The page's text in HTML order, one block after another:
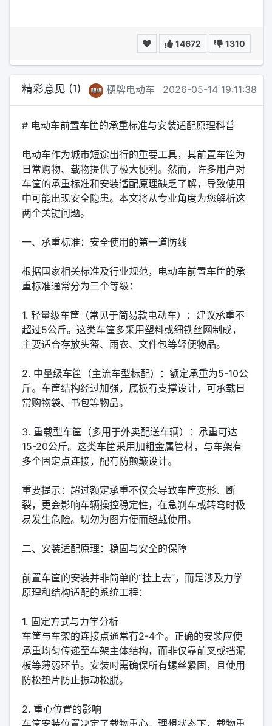
14672 1310
精彩意见 (1) 穗牌电动车 2026-05-14 19:11:38
# 电动车前置车筐的承重标准与安装适配原理科普
电动车作为城市短途出行的重要工具，其前置车筐为
日常购物、载物提供了极大便利。然而，许多用户对
车筐的承重标准和安装适配原理缺乏了解，导致使用
中可能出现安全隐患。本文将从专业角度为您解析这
两个关键问题。
一、承重标准：安全使用的第一道防线
根据国家相关标准及行业规范，电动车前置车筐的承
重标准通常分为三个等级：
1. 轻量级车筐（常见于简易款电动车）：建议承重不
超过5公斤。这类车筐多采用塑料或细铁丝网制成，
主要适合存放头盔、雨衣、文件包等轻便物品。
2. 中量级车筐（主流车型标配）：额定承重为5-10公
斤。车筐结构经过加强，底板有支撑设计，可承载日
常购物袋、书包等物品。
3. 重载型车筐（多用于外卖配送车辆）：承重可达
15-20公斤。这类车筐采用加粗金属管材，与车架有
多个固定点连接，配有防颠簸设计。
重要提示：超过额定承重不仅会导致车筐变形、断
裂，更会影响车辆操控稳定性，在急刹车或转弯时极
易发生危险。切勿为图方便而超载使用。
二、安装适配原理：稳固与安全的保障
前置车筐的安装并非简单的“挂上去”，而是涉及力学
原理和结构适配的系统工程：
1. 固定方式与力学分析
车筐与车架的连接点通常有2-4个。正确的安装应使
承重均匀传递至车架主体结构，而非仅靠前叉或挡泥
板等薄弱环节。安装时需确保所有螺丝紧固，且使用
防松垫片防止振动松脱。
2. 重心位置的影响
车筐安装位置决定了载物重心。理想状态下，载物重